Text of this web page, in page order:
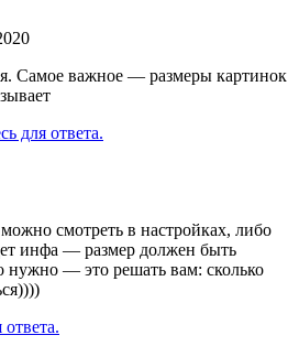
Самое важное — размеры картинок
для ответа.
смотреть в настройках, либо
инфа — размер должен быть
нужно — это решать вам: сколько